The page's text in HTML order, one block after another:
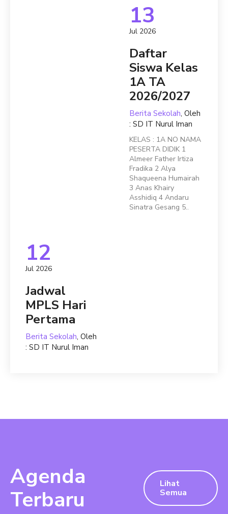
13
Jul 2026
Daftar
Siswa Kelas
1A TA
2026/2027
Berita Sekolah, Oleh
: SD IT Nurul Iman
KELAS : 1A NO NAMA
PESERTA DIDIK 1
Almeer Father Irtiza
Fradika 2 Alya
Shaqueena Humairah
3 Anas Khairy
Asshidiq 4 Andaru
Sinatra Gesang 5..
12
Jul 2026
Jadwal
MPLS Hari
Pertama
Berita Sekolah, Oleh
: SD IT Nurul Iman
Agenda
Terbaru
Lihat
Semua